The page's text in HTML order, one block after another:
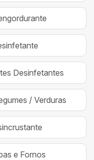
Desinfetantes
/ Verduras
e Fornos